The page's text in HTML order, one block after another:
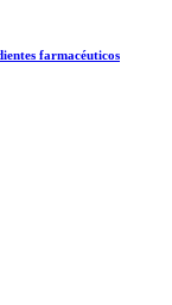
farmacéuticos